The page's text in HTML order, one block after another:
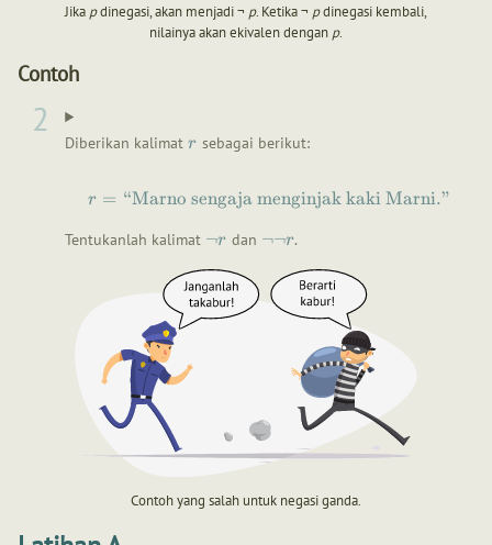
Jika pdinegasi, akan menjadi ¬ p. Ketika ¬ pdinegasi kembali,
nilainya akan ekivalen dengan p.
Contoh
Diberikan kalimatr sebagai berikut:
r = “Marno sengaja menginjak kaki Marni.”
Tentukanlah kalimat ¬r dan ¬¬r.
Contoh yang salah untuk negasi ganda.